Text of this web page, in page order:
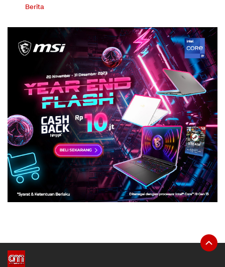
Berita